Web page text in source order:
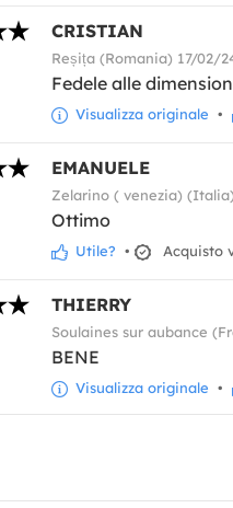
CRISTIAN
Reșița (Romania) 17/02/
Fedele alle
Visualizza originale •
EMANUELE
Zelarino ( venezia)
Ottimo
Utile? • Acquisto
THIERRY
Soulaines sur aubance
BENE
Visualizza originale •